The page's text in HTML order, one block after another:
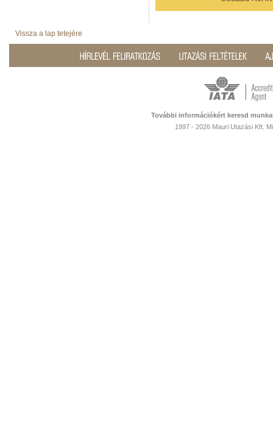
Vissza a lap tetejére
További információkért keresd
1997 - 2026 Mauri Utazási Kft.